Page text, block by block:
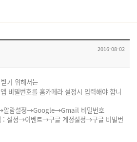
2016-08-02
기 위해서는
비밀번호를 홈카메라 설정시 입력해야 합니
알람설정→Google→Gmail 비밀번호
설정→이벤트→구글 계정설정→구글 비밀번